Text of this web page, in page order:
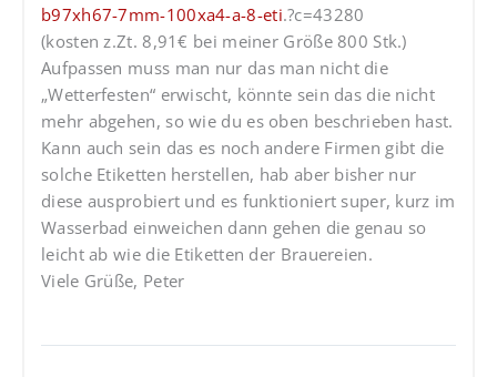
b97xh67-7mm-100xa4-a-8-eti.?c=43280
(kosten z.Zt. 8,91€ bei meiner Größe 800 Stk.)
Aufpassen muss man nur das man nicht die
„Wetterfesten“ erwischt, könnte sein das die nicht
mehr abgehen, so wie du es oben beschrieben hast.
Kann auch sein das es noch andere Firmen gibt die
solche Etiketten herstellen, hab aber bisher nur
diese ausprobiert und es funktioniert super, kurz im
Wasserbad einweichen dann gehen die genau so
leicht ab wie die Etiketten der Brauereien.
Viele Grüße, Peter